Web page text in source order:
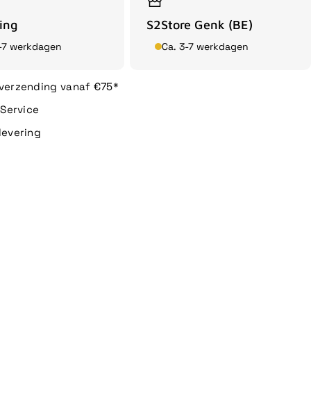
7 werkdagen
S2Store Genk (BE)
Ca. 3-7 werkdagen
vanaf €75*